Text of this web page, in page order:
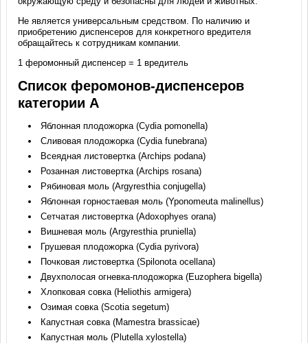
Не является универсальным средством. По наличию и
приобретению диспенсеров для конкретного вредителя
обращайтесь к сотрудникам компании.
1 феромонный диспенсер = 1 вредитель
Список феромонов-диспенсеров
категории А
Яблонная плодожорка (Cydia pomonella)
Сливовая плодожорка (Cydia funebrana)
Всеядная листовертка (Archips podana)
Розанная листовертка (Archips rosana)
Рябиновая моль (Argyresthia conjugella)
Яблонная горностаевая моль (Yponomeuta malinellus)
Сетчатая листовертка (Adoxophyes orana)
Вишневая моль (Argyresthia pruniella)
Грушевая плодожорка (Cydia pyrivora)
Почковая листовертка (Spilonota ocellana)
Двухполосая огневка-плодожорка (Euzophera bigella)
Хлопковая совка (Heliothis armigera)
Озимая совка (Scotia segetum)
Капустная совка (Mamestra brassicae)
Капустная моль (Plutella xylostella)